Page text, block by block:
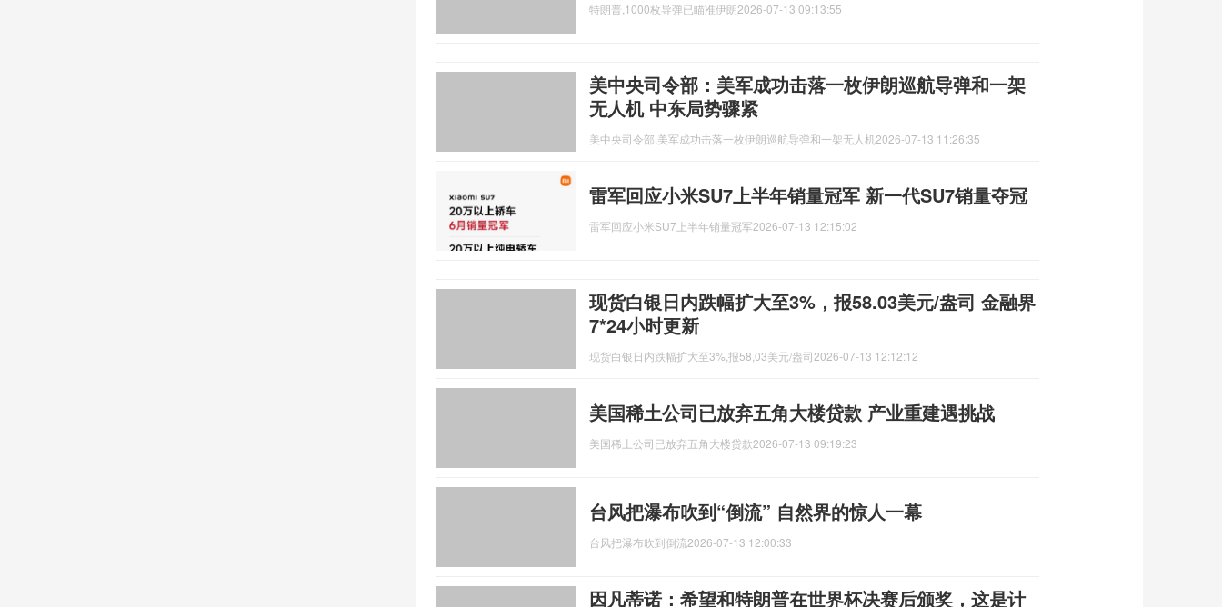
特朗普,1000枚导弹已瞄准伊朗2026-07-13 09:13:55
美中央司令部：美军成功击落一枚伊朗巡航导弹和一架
无人机 中东局势骤紧
美中央司令部,美军成功击落一枚伊朗巡航导弹和一架无人机 2026-07-13 11:26:35
雷军回应小米SU7上半年销量冠军 新一代SU7销量夺冠
雷军回应小米SU7上半年销量冠军2026-07-13 12:15:02
现货白银日内跌幅扩大至3%，报58.03美元/盎司 金融界
7*24小时更新
现货白银日内跌幅扩大至3%,报58,03美元/盎司2026-07-13 12:12:12
美国稀土公司已放弃五角大楼贷款 产业重建遇挑战
美国稀土公司已放弃五角大楼贷款2026-07-13 09:19:23
台风把瀑布吹到“倒流” 自然界的惊人一幕
台风把瀑布吹到倒流2026-07-13 12:00:33
因凡蒂诺：希望和特朗普在世界杯决赛后颁奖，这是计